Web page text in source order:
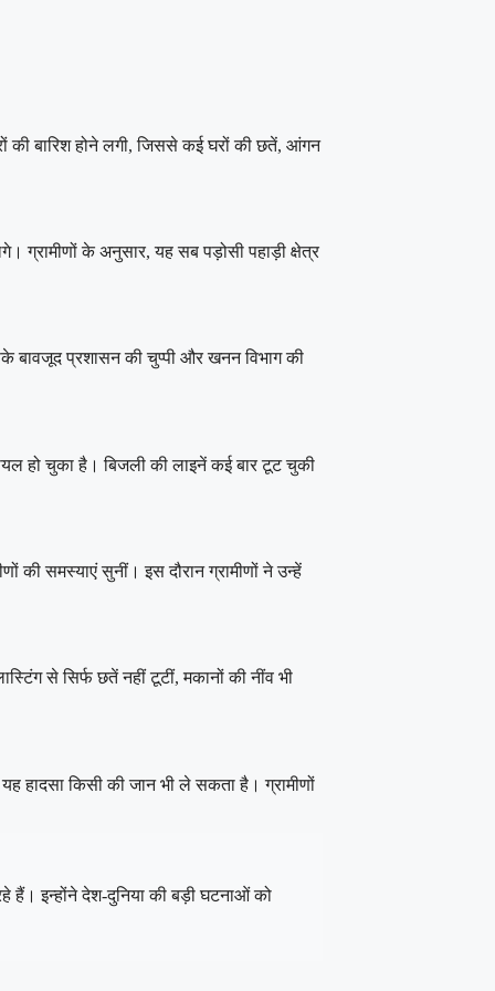
की बारिश होने लगी, जिससे कई घरों की छतें, आंगन
ग्रामीणों के अनुसार, यह सब पड़ोसी पहाड़ी क्षेत्र
बावजूद प्रशासन की चुप्पी और खनन विभाग की
हो चुका है। बिजली की लाइनें कई बार टूट चुकी
की समस्याएं सुनीं। इस दौरान ग्रामीणों ने उन्हें
से सिर्फ छतें नहीं टूटीं, मकानों की नींव भी
हादसा किसी की जान भी ले सकता है। ग्रामीणों
इन्होंने देश-दुनिया की बड़ी घटनाओं को